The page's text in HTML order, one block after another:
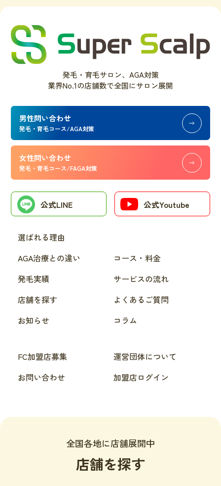
発毛・育毛サロン、AGA対策
業界No.1の店舗数で全国にサロン展開
男性問い合わせ
発毛・育毛コース/AGA対策
女性問い合わせ
発毛・育毛コース/FAGA対策
公式LINE 公式Youtube
選ばれる理由
AGA治療との違い
コース・料金
発毛実績
サービスの流れ
店舗を探す
よくあるご質問
お知らせ
コラム
FC加盟店募集
運営団体について
お問い合わせ
加盟店ログイン
全国各地に店舗展開中
店舗を探す